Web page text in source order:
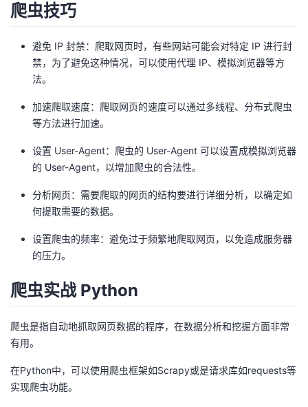
爬虫技巧
避免 IP 封禁：爬取网页时，有些网站可能会对特定 IP 进行封
禁，为了避免这种情况，可以使用代理 IP、模拟浏览器等方
法。
加速爬取速度：爬取网页的速度可以通过多线程、分布式爬虫
等方法进行加速。
设置 User-Agent：爬虫的 User-Agent 可以设置成模拟浏览器
的 User-Agent，以增加爬虫的合法性。
分析网页：需要爬取的网页的结构要进行详细分析，以确定如
何提取需要的数据。
设置爬虫的频率：避免过于频繁地爬取网页，以免造成服务器
的压力。
爬虫实战 Python
爬虫是指自动地抓取网页数据的程序，在数据分析和挖掘方面非常
有用。
在Python中，可以使用爬虫框架如Scrapy或是请求库如requests等
实现爬虫功能。